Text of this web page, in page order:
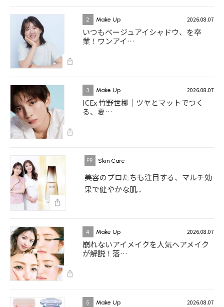
2 Make Up 2026.08.07
いつもベージュアイシャドウ、を卒
業！ワンアイ…
3 Make Up 2026.08.07
ICEx 竹野世梛｜ツヤとマットでつく
る、夏…
Skin Care
美容のプロたちも注目する、マルチ効
果で健やかな肌...
4 Make Up 2026.08.07
崩れないアイメイクを人気ヘアメイク
が解説！落…
5 Make Up 2026.08.07